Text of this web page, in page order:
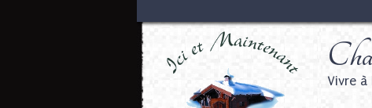
Vivre